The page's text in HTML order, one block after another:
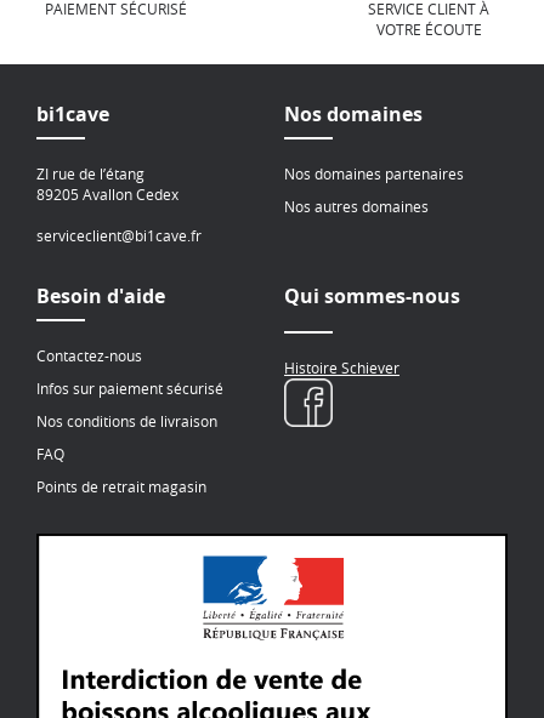
PAIEMENT SÉCURISÉ
SERVICE CLIENT À
VOTRE ÉCOUTE
bi1cave
ZI rue de l’étang
89205 Avallon Cedex
serviceclient@bi1cave.fr
Nos domaines
Nos domaines partenaires
Nos autres domaines
Besoin d'aide
Contactez-nous
Infos sur paiement sécurisé
Nos conditions de livraison
FAQ
Points de retrait magasin
Qui sommes-nous
Histoire Schiever